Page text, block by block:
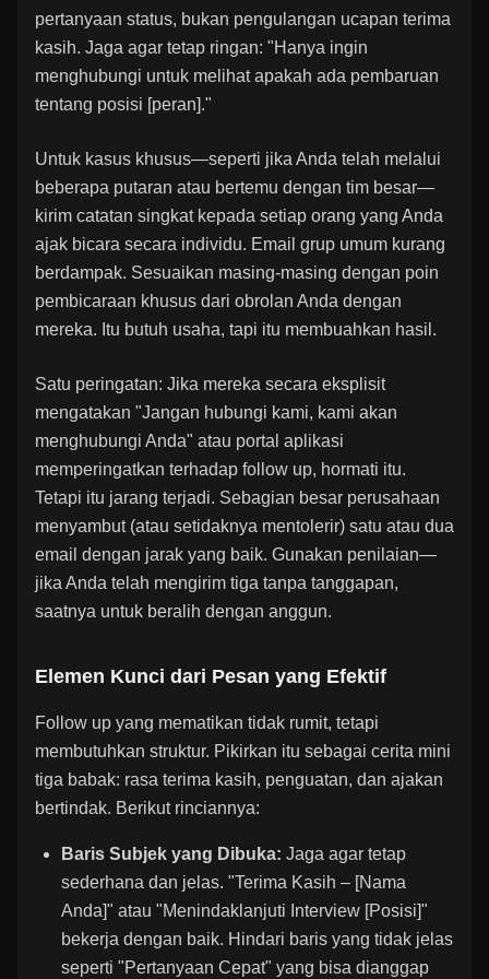
pertanyaan status, bukan pengulangan ucapan terima
kasih. Jaga agar tetap ringan: "Hanya ingin
menghubungi untuk melihat apakah ada pembaruan
tentang posisi [peran]."
Untuk kasus khusus—seperti jika Anda telah melalui
beberapa putaran atau bertemu dengan tim besar—
kirim catatan singkat kepada setiap orang yang Anda
ajak bicara secara individu. Email grup umum kurang
berdampak. Sesuaikan masing-masing dengan poin
pembicaraan khusus dari obrolan Anda dengan
mereka. Itu butuh usaha, tapi itu membuahkan hasil.
Satu peringatan: Jika mereka secara eksplisit
mengatakan "Jangan hubungi kami, kami akan
menghubungi Anda" atau portal aplikasi
memperingatkan terhadap follow up, hormati itu.
Tetapi itu jarang terjadi. Sebagian besar perusahaan
menyambut (atau setidaknya mentolerir) satu atau dua
email dengan jarak yang baik. Gunakan penilaian—
jika Anda telah mengirim tiga tanpa tanggapan,
saatnya untuk beralih dengan anggun.
Elemen Kunci dari Pesan yang Efektif
Follow up yang mematikan tidak rumit, tetapi
membutuhkan struktur. Pikirkan itu sebagai cerita mini
tiga babak: rasa terima kasih, penguatan, dan ajakan
bertindak. Berikut rinciannya:
Baris Subjek yang Dibuka: Jaga agar tetap
sederhana dan jelas. "Terima Kasih – [Nama
Anda]" atau "Menindaklanjuti Interview [Posisi]"
bekerja dengan baik. Hindari baris yang tidak jelas
seperti "Pertanyaan Cepat" yang bisa dianggap